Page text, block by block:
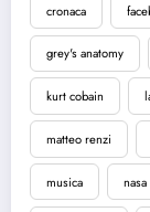
cronaca
grey's anatomy
kurt cobain
matteo renzi
musica nasa